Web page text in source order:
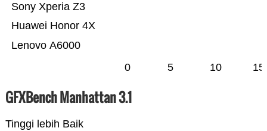
Lenovo A6000
Huawei Honor 4X
Sony Xperia Z3
0 5 10 15
GFXBench Manhattan 3.1
Tinggi lebih Baik